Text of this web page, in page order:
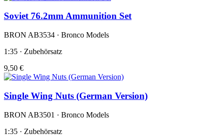
Soviet 76.2mm Ammunition Set
BRON AB3534 · Bronco Models
1:35 · Zubehörsatz
9,50 €
Single Wing Nuts (German Version)
BRON AB3501 · Bronco Models
1:35 · Zubehörsatz